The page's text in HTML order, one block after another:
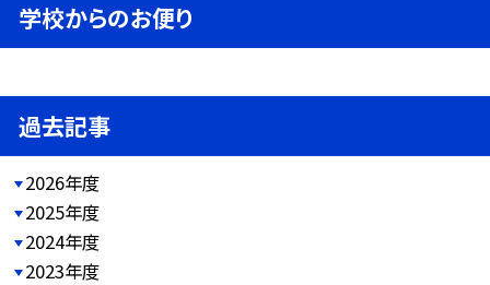
学校からのお便り
過去記事
2026年度
2025年度
2024年度
2023年度